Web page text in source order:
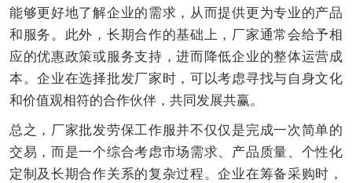
能够更好地了解企业的需求，从而提供更为专业的产品
和服务。此外，长期合作的基础上，厂家通常会给予相
应的优惠政策或服务支持，进而降低企业的整体运营成
本。企业在选择批发厂家时，可以考虑寻找与自身文化
和价值观相符的合作伙伴，共同发展共赢。
总之，厂家批发劳保工作服并不仅仅是完成一次简单的
交易，而是一个综合考虑市场需求、产品质量、个性化
定制及长期合作关系的复杂过程。企业在筹备采购时，